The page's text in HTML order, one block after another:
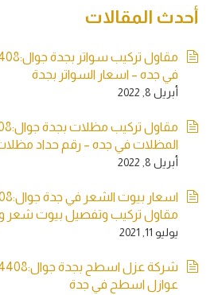
أحدث المقالات
في جده – اسعار السواتر بجدة
أبريل 8, 2022
المظلات في جده – رقم حداد
أبريل 8, 2022
مقاول تركيب وتفصيل بيوت شعر
يوليو 11, 2021
عوازل اسطح في جدة